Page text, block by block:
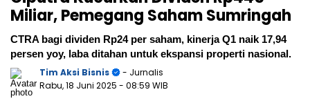
Miliar, Pemegang Saham Sumringah
CTRA bagi dividen Rp24 per saham, kinerja Q1 naik 17,94
persen yoy, laba ditahan untuk ekspansi properti nasional.
Tim Aksi Bisnis
- Jurnalis
Rabu, 18 Juni 2025 - 08:59 WIB